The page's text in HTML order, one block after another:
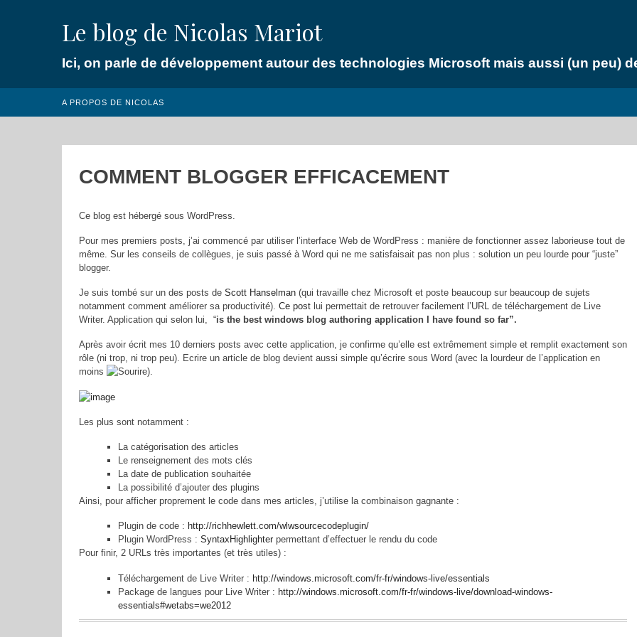
Le blog de Nicolas Mariot
Ici, on parle de développement autour des technologies Microsoft mais aussi (un peu)
A PROPOS DE NICOLAS
COMMENT BLOGGER EFFICACEMENT
Ce blog est hébergé sous WordPress.
Pour mes premiers posts, j’ai commencé par utiliser l’interface Web de WordPress : manière de fonctionner assez laborieuse tout de
même. Sur les conseils de collègues, je suis passé à Word qui ne me satisfaisait pas non plus : solution un peu lourde pour “juste”
blogger.
Je suis tombé sur un des posts de Scott Hanselman (qui travaille chez Microsoft et poste beaucoup sur beaucoup de sujets
notamment comment améliorer sa productivité). Ce post lui permettait de retrouver facilement l’URL de téléchargement de Live
Writer. Application qui selon lui, “is the best windows blog authoring application I have found so far”.
Après avoir écrit mes 10 derniers posts avec cette application, je confirme qu’elle est extrêmement simple et remplit exactement son
rôle (ni trop, ni trop peu). Ecrire un article de blog devient aussi simple qu’écrire sous Word (avec la lourdeur de l’application en
moins
).
Les plus sont notamment :
La catégorisation des articles
Le renseignement des mots clés
La date de publication souhaitée
La possibilité d’ajouter des plugins
Ainsi, pour afficher proprement le code dans mes articles, j’utilise la combinaison gagnante :
Plugin de code : http://richhewlett.com/wlwsourcecodeplugin/
Plugin WordPress : SyntaxHighlighter permettant d’effectuer le rendu du code
Pour finir, 2 URLs très importantes (et très utiles) :
Téléchargement de Live Writer : http://windows.microsoft.com/fr-fr/windows-live/essentials
Package de langues pour Live Writer : http://windows.microsoft.com/fr-fr/windows-live/download-windows-
essentials#wetabs=we2012